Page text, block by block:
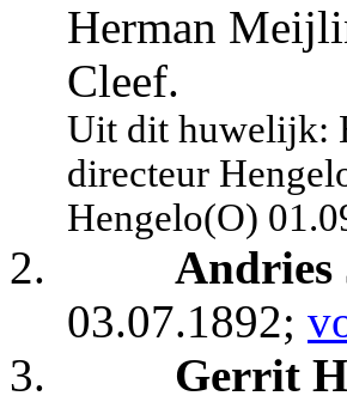
Herman
Cleef.
Uit dit huwelijk:
directeur
Hengelo(O)
2.
Andries
03.07.1892;
3.
Gerrit